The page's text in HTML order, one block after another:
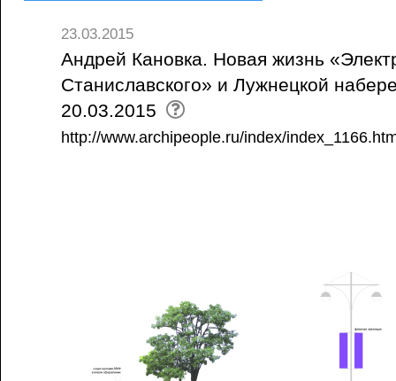
23.03.2015
Андрей Кановка. Новая жизнь
Станиславского» и Лужнецкой
20.03.2015
http://www.archipeople.ru/index/